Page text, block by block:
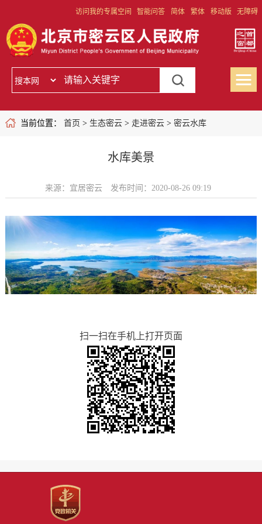
访问我的专属空间 智能问答 简体 繁体 移动版 无障碍
当前位置： 首页 > 生态密云> 走进密云> 密云水库
水库美景
来源：宜居密云 发布时间：2020-08-26 09:19
扫一扫在手机上打开页面